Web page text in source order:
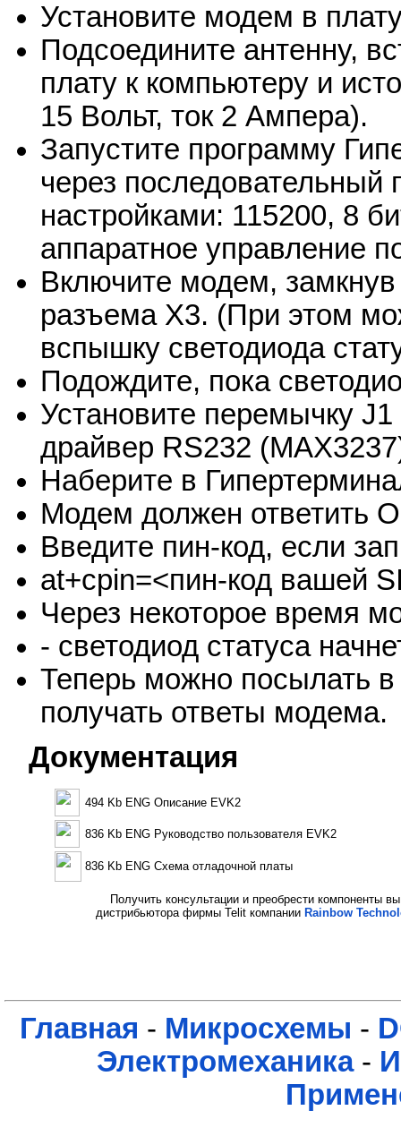
Установите модем в
Подсоедините антенну,
плату к компьютеру и
15 Вольт, ток 2 Ампера).
Запустите программу
через последовательный
настройками: 115200, 8
аппаратное управление
Включите модем, замкнув
разъема X3. (При этом
вспышку светодиода
Подождите, пока
Установите перемычку
драйвер RS232
Наберите в
Модем должен ответить
Введите пин-код, если
at+cpin=<пин-код вашей
Через некоторое время
- светодиод статуса
Теперь можно посылать
получать ответы модема.
Документация
494 Kb ENG Описание EVK2
836 Kb ENG Руководство пользователя EVK2
836 Kb ENG Схема отладочной платы
Получить консультации и преобрести компоненты
дистрибьютора фирмы Telit компании Rainbow
Главная - Микросхемы -
Электромеханика-